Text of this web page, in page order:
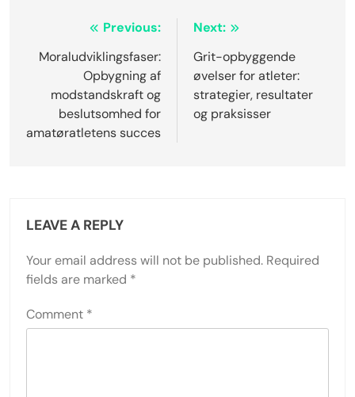
navigation
Previous:
Moraludviklingsfaser:
Opbygning af
modstandskraft og
beslutsomhed for
amatøratletens succes
Next:
Grit-opbyggende
øvelser for atleter:
strategier, resultater
og praksisser
LEAVE A REPLY
Your email address will not be published. Required
fields are marked *
Comment *